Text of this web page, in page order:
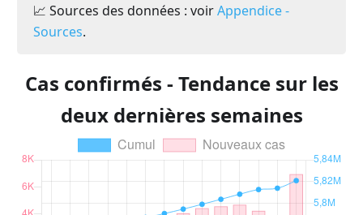
📈 Sources des données : voirAppendice -
Sources.
Cas confirmés - Tendance sur les
deux dernières semaines